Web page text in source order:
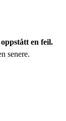
en feil.
senere.